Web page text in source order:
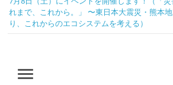
れまで、これから。」 〜東日本大震災・熊本
り、これからのエコシステムを考える）
MENU